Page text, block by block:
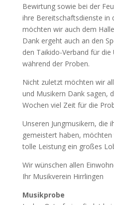
Bewirtung sowie bei der
ihre Bereitschaftsdienste in
möchten wir auch dem
Dank ergeht auch an den
den Taikido-Verband für die
während der Proben.
Nicht zuletzt möchten wir
und Musikern Dank sagen,
Wochen viel Zeit für die
Unseren Jungmusikern, die
gemeistert haben,
tolle Leistung ein großes
Wir wünschen allen
Ihr Musikverein Hirrlingen
Musikprobe